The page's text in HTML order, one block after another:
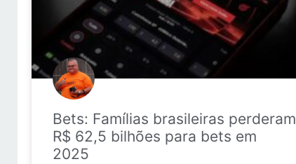
Bets: Famílias brasileiras perderam
R$ 62,5 bilhões para bets em
2025